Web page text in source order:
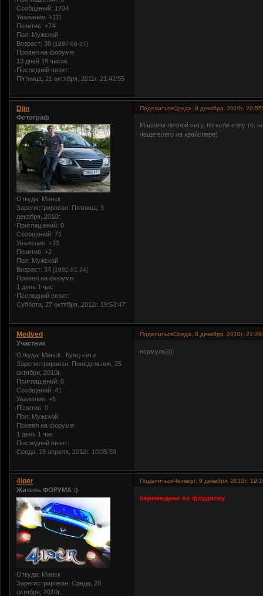
Сообщений: 1704
Уважение: +111
Позитив: +74
Пол: Мужской
Возраст: 38 [1987-08-27]
Провел на форуме:
13 дней 18 часов
Последний визит:
Пятница, 21 октября, 2011г. 21:42:55
ПоделитьсяСреда, 8 декабря, 2010г.
Djin
Фотограф
Откуда: Минск
Зарегистрирован: Пятница, 3
декабря, 2010г.
Приглашений: 0
Сообщений: 71
Уважение: +13
Позитив: +2
Пол: Мужской
Возраст: 34 [1992-02-24]
Провел на форуме:
1 день 1 час
Последний визит:
Суббота, 27 октября, 2012г. 19:53:47
Машины личной нету, но если езжу то,
чаще всего на крайслере)
ПоделитьсяСреда, 8 декабря, 2010г.
Medved
Участник
Откуда: Минск.. Кунц-сити
Зарегистрирован: Понедельник, 25
октября, 2010г.
Приглашений: 0
Сообщений: 41
Уважение: +5
Позитив: 0
Пол: Мужской
Провел на форуме:
1 день 1 час
Последний визит:
Среда, 18 апреля, 2012г. 10:05:59
нормуль)))
ПоделитьсяЧетверг, 9 декабря, 2010г.
4iper
Житель ФОРУМА :)
Откуда: Минск
Зарегистрирован: Среда, 20
октября, 2010г.
перемещено во флудилку